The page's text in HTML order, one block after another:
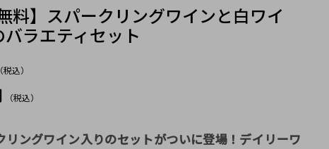
料】スパークリングワインと白ワイ
バラエティセット
（税込）
（税込）
リングワイン入りのセットがついに登場！デイリーワ